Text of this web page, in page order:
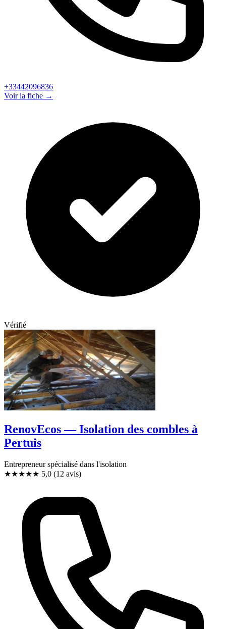
+33442096836
Voir la fiche →
Vérifié
RenovEcos — Isolation des combles à
Pertuis
Entrepreneur spécialisé dans l'isolation
★★★★★ 5,0 (12 avis)